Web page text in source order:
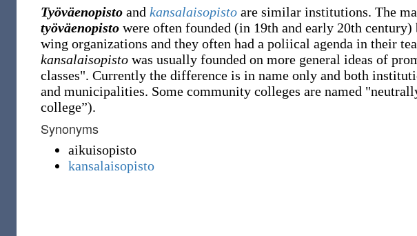
Työväenopisto and kansalaisopisto are similar institutions. The
työväenopisto were often founded (in 19th and early 20th
wing organizations and they often had a poliical agenda in their
kansalaisopisto was usually founded on more general ideas of
classes". Currently the difference is in name only and both
and municipalities. Some community colleges are named
college”).
Synonyms
aikuisopisto
kansalaisopisto